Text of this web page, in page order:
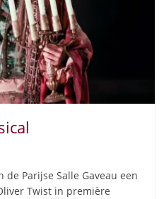
Parijse Salle Gaveau een
Twist in première